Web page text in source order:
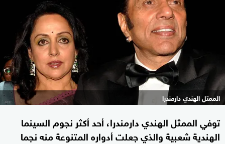
الممثل الهندي دارمندرا
توفي الممثل الهندي دارمندرا، أحد أكثر نجوم السينما
الهندية شعبية والذي جعلت أدواره المتنوعة منه نجما